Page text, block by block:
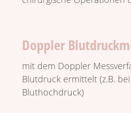
Doppler
mit dem Doppler
Blut­druck ermit­telt (z.B.
Bluthochdruck)